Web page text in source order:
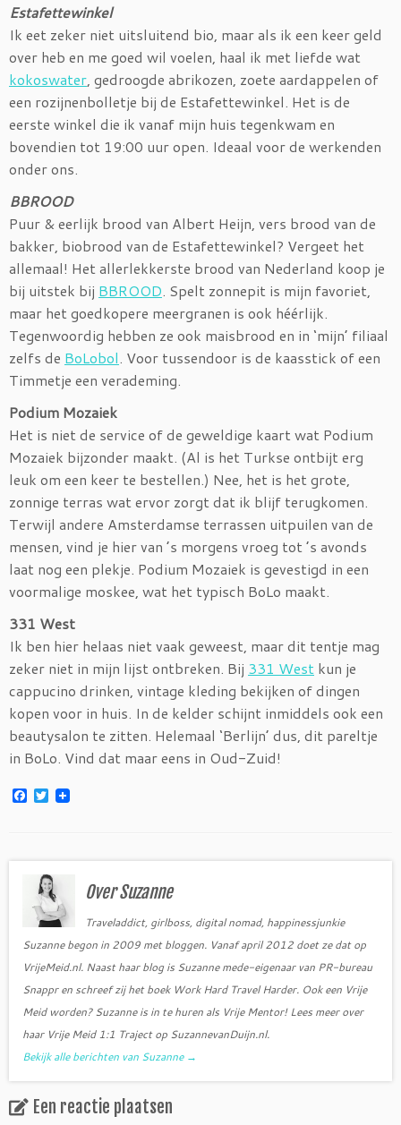
Estafettewinkel
Ik eet zeker niet uitsluitend bio, maar als ik een keer geld
over heb en me goed wil voelen, haal ik met liefde wat
kokoswater, gedroogde abrikozen, zoete aardappelen of
een rozijnenbolletje bij de Estafettewinkel. Het is de
eerste winkel die ik vanaf mijn huis tegenkwam en
bovendien tot 19:00 uur open. Ideaal voor de werkenden
onder ons.
BBROOD
Puur & eerlijk brood van Albert Heijn, vers brood van de
bakker, biobrood van de Estafettewinkel? Vergeet het
allemaal! Het allerlekkerste brood van Nederland koop je
bij uitstek bij BBROOD. Spelt zonnepit is mijn favoriet,
maar het goedkopere meergranen is ook héérlijk.
Tegenwoordig hebben ze ook maisbrood en in ‘mijn’ filiaal
zelfs de BoLobol. Voor tussendoor is de kaasstick of een
Timmetje een verademing.
Podium Mozaiek
Het is niet de service of de geweldige kaart wat Podium
Mozaiek bijzonder maakt. (Al is het Turkse ontbijt erg
leuk om een keer te bestellen.) Nee, het is het grote,
zonnige terras wat ervor zorgt dat ik blijf terugkomen.
Terwijl andere Amsterdamse terrassen uitpuilen van de
mensen, vind je hier van ’s morgens vroeg tot ’s avonds
laat nog een plekje. Podium Mozaiek is gevestigd in een
voormalige moskee, wat het typisch BoLo maakt.
331 West
Ik ben hier helaas niet vaak geweest, maar dit tentje mag
zeker niet in mijn lijst ontbreken. Bij 331 West kun je
cappucino drinken, vintage kleding bekijken of dingen
kopen voor in huis. In de kelder schijnt inmiddels ook een
beautysalon te zitten. Helemaal ‘Berlijn’ dus, dit pareltje
in BoLo. Vind dat maar eens in Oud-Zuid!
F
o
T
w
e
r
Over Suzanne
Traveladdict, girlboss, digital nomad, happinessjunkie
Suzanne begon in 2009 met bloggen. Vanaf april 2012 doet ze dat op
VrijeMeid.nl. Naast haar blog is Suzanne mede-eigenaar van PR-bureau
Snappr en schreef zij het boek Work Hard Travel Harder. Ook een Vrije
Meid worden? Suzanne is in te huren als Vrije Mentor! Lees meer over
haar Vrije Meid 1:1 Traject op SuzannevanDuijn.nl.
Bekijk alle berichten van Suzanne →
Een reactie plaatsen